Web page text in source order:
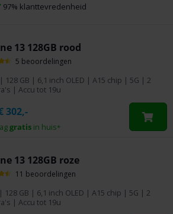
13 128GB rood
5 beoordelingen
| 128 GB | 6,1 inch OLED | A15 chip | 5G | 2
| Accu tot 19u
gratis in huis*
302,-
13 128GB roze
11 beoordelingen
| 128 GB | 6,1 inch OLED | A15 chip | 5G | 2
| Accu tot 19u
97% klanttevredenheid